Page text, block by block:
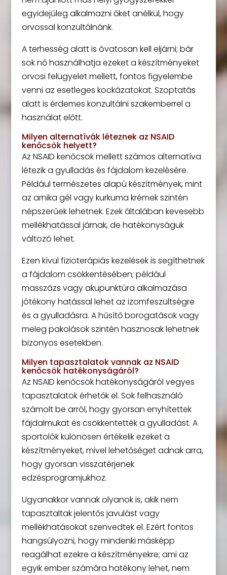
egyidejűleg alkalmazni őket anélkül, hogy
orvossal konzultálnánk.
A terhesség alatt is óvatosan kell eljárni; bár
sok nő használhatja ezeket a készítményeket
orvosi felügyelet mellett, fontos figyelembe
venni az esetleges kockázatokat. Szoptatás
alatt is érdemes konzultálni szakemberrel a
használat előtt.
Milyen alternatívák léteznek az NSAID
kenőcsök helyett?
Az NSAID kenőcsök mellett számos alternatíva
létezik a gyulladás és fájdalom kezelésére.
Például természetes alapú készítmények, mint
az arnika gél vagy kurkuma krémek szintén
népszerűek lehetnek. Ezek általában kevesebb
mellékhatással járnak, de hatékonyságuk
változó lehet.
Ezen kívül fizioterápiás kezelések is segíthetnek
a fájdalom csökkentésében; például
masszázs vagy akupunktúra alkalmazása
jótékony hatással lehet az izomfeszültségre
és a gyulladásra. A hűsítő borogatások vagy
meleg pakolások szintén hasznosak lehetnek
bizonyos esetekben.
Milyen tapasztalatok vannak az NSAID
kenőcsök hatékonyságáról?
Az NSAID kenőcsök hatékonyságáról vegyes
tapasztalatok érhetők el. Sok felhasználó
számolt be arról, hogy gyorsan enyhítettek
fájdalmukat és csökkentették a gyulladást. A
sportolók különösen értékelik ezeket a
készítményeket, mivel lehetőséget adnak arra,
hogy gyorsan visszatérjenek
edzésprogramjukhoz.
Ugyanakkor vannak olyanok is, akik nem
tapasztaltak jelentős javulást vagy
mellékhatásokat szenvedtek el. Ezért fontos
hangsúlyozni, hogy mindenki másképp
reagálhat ezekre a készítményekre; ami az
egyik ember számára hatékony lehet, nem